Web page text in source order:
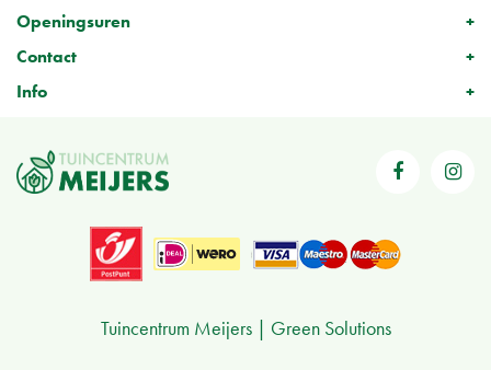
Openingsuren
Contact
Info
Tuincentrum Meijers Green Solutions